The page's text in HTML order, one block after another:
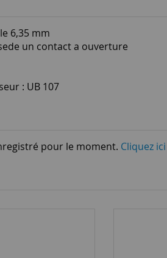
6,35 mm
un contact a ouverture
: UB 107
pour le moment. Cliquez